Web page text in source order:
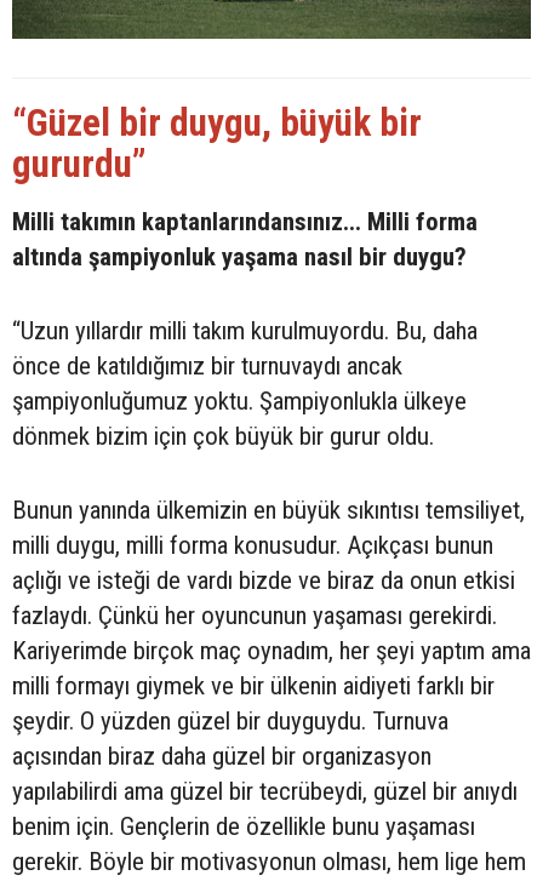
“Güzel bir duygu, büyük bir
gururdu”
Milli takımın kaptanlarındansınız... Milli forma
altında şampiyonluk yaşama nasıl bir duygu?
“Uzun yıllardır milli takım kurulmuyordu. Bu, daha
önce de katıldığımız bir turnuvaydı ancak
şampiyonluğumuz yoktu. Şampiyonlukla ülkeye
dönmek bizim için çok büyük bir gurur oldu.
Bunun yanında ülkemizin en büyük sıkıntısı temsiliyet,
milli duygu, milli forma konusudur. Açıkçası bunun
açlığı ve isteği de vardı bizde ve biraz da onun etkisi
fazlaydı. Çünkü her oyuncunun yaşaması gerekirdi.
Kariyerimde birçok maç oynadım, her şeyi yaptım ama
milli formayı giymek ve bir ülkenin aidiyeti farklı bir
şeydir. O yüzden güzel bir duyguydu. Turnuva
açısından biraz daha güzel bir organizasyon
yapılabilirdi ama güzel bir tecrübeydi, güzel bir anıydı
benim için. Gençlerin de özellikle bunu yaşaması
gerekir. Böyle bir motivasyonun olması, hem lige hem